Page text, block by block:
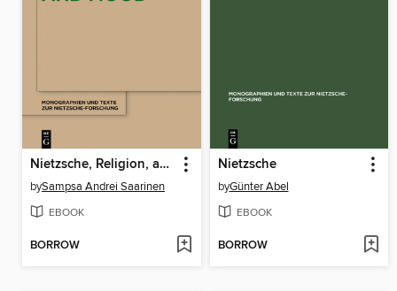
Nietzsche, Religion, and Mood
bySampsa Andrei Saarinen
EBOOK
BORROW
Nietzsche
byGünter Abel
EBOOK
BORROW